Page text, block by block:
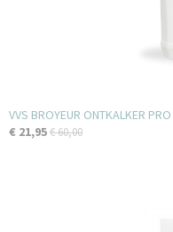
VVS BROYEUR ONTKALKER PRO
€ 21,95€ 60,00